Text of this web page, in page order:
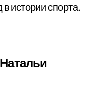
истории спорта.